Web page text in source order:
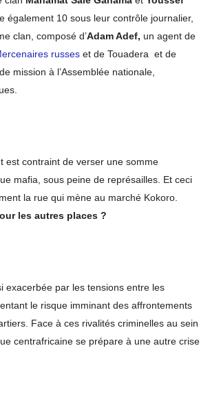
également 10 sous leur contrôle journalier,
clan, composé d’Adam Adef, un agent de
russes et de Touadera et de
mission à l’Assemblée nationale,
est contraint de verser une somme
mafia, sous peine de représailles. Et ceci
la rue qui mène au marché Kokoro.
les autres places ?
exacerbée par les tensions entre les
le risque imminant des affrontements
Face à ces rivalités criminelles au sein
centrafricaine se prépare à une autre crise